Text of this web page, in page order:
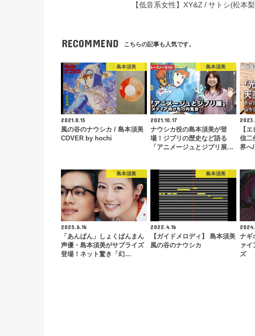
【低音系女性】XY&Z / サトシ(松本
RECOMMEND こちらの記事も人気です。
島本須美
2021.8.15
風の谷のナウシカ / 島本須美
COVER by hochi
島本須美
2021.10.17
ナウシカ役の島本須美が登
場！ジブリの歴史など語る
「アニメージュとジブリ展…
【
信二
界へ
島本須美
2025.6.16
「あんぱん」しょくぱんまん
声優・島本須美がサプライズ
登場！ネット驚き「幻…
島本須美
2022.4.16
【ガイドメロディ】 島本須美
風の谷のナウシカ
ナギ
ァイ
ズ